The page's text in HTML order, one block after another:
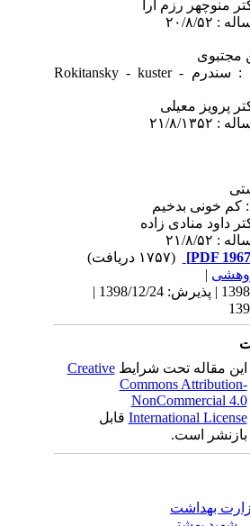
منوچهر رزم آرا
۸/۵۲
موضوع رساله : سندرم Rokitansky - kuster -
پرویز معیلی
۱۳۵۲
خونی بدخیم
داود منادی زاده
۸/۵۲
|
دریافت: 1398/12/24 | پذیرش: 1398/12/24 |
این مقاله تحت شرایطCreative
Commons
NonCommercial
Internationalقابل
بازنشر است.
بهداشت